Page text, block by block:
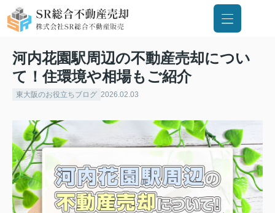
河内花園駅周辺の不動産売却につい
て！住環境や相場もご紹介
東大阪のお役立ちブログ 2026.02.03